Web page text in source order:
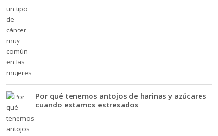
Por qué tenemos antojos de harinas y azúcares
cuando estamos estresados